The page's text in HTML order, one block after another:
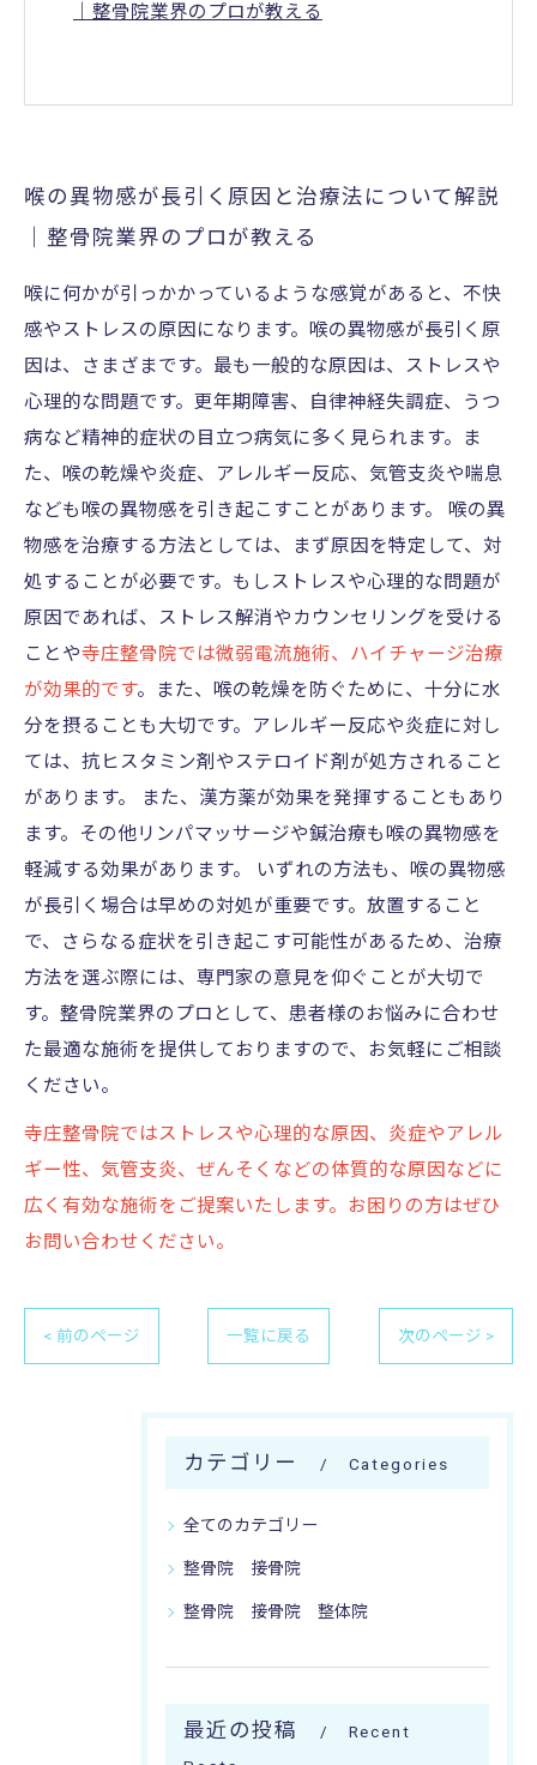
｜整骨院業界のプロが教える
喉の異物感が長引く原因と治療法について解説
｜整骨院業界のプロが教える
喉に何かが引っかかっているような感覚があると、不快
感やストレスの原因になります。喉の異物感が長引く原
因は、さまざまです。最も一般的な原因は、ストレスや
心理的な問題です。更年期障害、自律神経失調症、うつ
病など精神的症状の目立つ病気に多く見られます。ま
た、喉の乾燥や炎症、アレルギー反応、気管支炎や喘息
なども喉の異物感を引き起こすことがあります。 喉の異
物感を治療する方法としては、まず原因を特定して、対
処することが必要です。もしストレスや心理的な問題が
原因であれば、ストレス解消やカウンセリングを受ける
ことや寺庄整骨院では微弱電流施術、ハイチャージ治療
が効果的です。また、喉の乾燥を防ぐために、十分に水
分を摂ることも大切です。アレルギー反応や炎症に対し
ては、抗ヒスタミン剤やステロイド剤が処方されること
があります。 また、漢方薬が効果を発揮することもあり
ます。その他リンパマッサージや鍼治療も喉の異物感を
軽減する効果があります。 いずれの方法も、喉の異物感
が長引く場合は早めの対処が重要です。放置すること
で、さらなる症状を引き起こす可能性があるため、治療
方法を選ぶ際には、専門家の意見を仰ぐことが大切で
す。整骨院業界のプロとして、患者様のお悩みに合わせ
た最適な施術を提供しておりますので、お気軽にご相談
ください。
寺庄整骨院ではストレスや心理的な原因、炎症やアレル
ギー性、気管支炎、ぜんそくなどの体質的な原因などに
広く有効な施術をご提案いたします。お困りの方はぜひ
お問い合わせください。
< 前のページ 一覧に戻る 次のページ >
カテゴリー Categories
全てのカテゴリー
整骨院 接骨院
整骨院 接骨院 整体院
最近の投稿
Recent